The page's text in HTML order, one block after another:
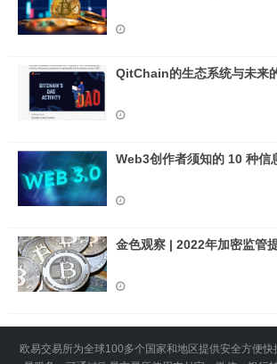
QitChain的生态系统与未来
Web3创作者须知的 10 种信
金色观察 | 2022年加密监管
欧易交易所为全球100多个国家和地区提供安全方便